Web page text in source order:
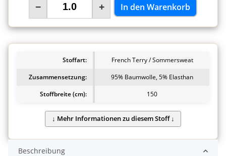
− + In den Warenkorb
Stoffart:
French Terry / Sommersweat
Zusammensetzung:
95% Baumwolle, 5% Elasthan
Stoffbreite (cm):
150
Beschreibung